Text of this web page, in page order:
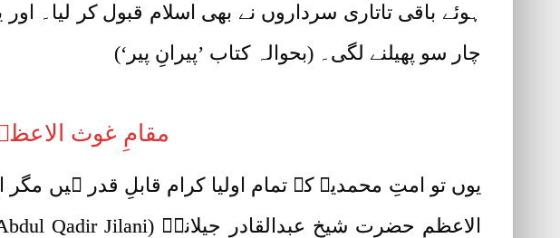
ہوئے باقی تاتاری سرداروں نے بھی اسلام قبول کر
چار سو پھیلنے لگی۔ (بحوالہ کتاب ’پیرانِ پیر‘)
مقامِ غوث
یوں تو امتِ محمدیہ کے تمام اولیا کرام قابلِ قدر ہیں